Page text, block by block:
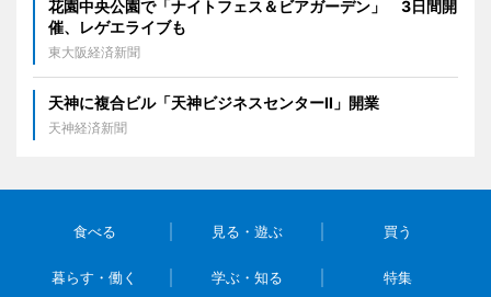
花園中央公園で「ナイトフェス＆ビアガーデン」 3日間開
催、レゲエライブも
東大阪経済新聞
天神に複合ビル「天神ビジネスセンターII」開業
天神経済新聞
食べる 見る・遊ぶ 買う
暮らす・働く 学ぶ・知る 特集